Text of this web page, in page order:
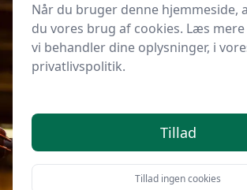
Sådan tager du cyklen
regionaltog fra
Når du bruger denne hjemmeside,
du vores brug af cookies. Læs
vi behandler dine oplysninger, i
privatlivspolitik.
Tillad
Tillad ingen cookies